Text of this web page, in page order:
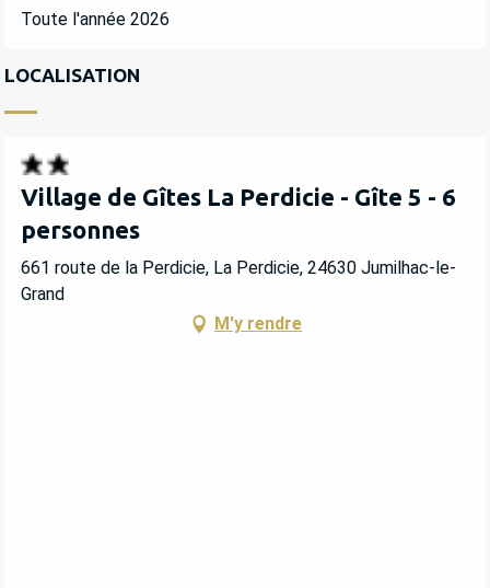
Toute l'année 2026
LOCALISATION
Village de Gîtes La Perdicie - Gîte 5 - 6
personnes
661 route de la Perdicie, La Perdicie, 24630 Jumilhac-le-
Grand
M'y rendre